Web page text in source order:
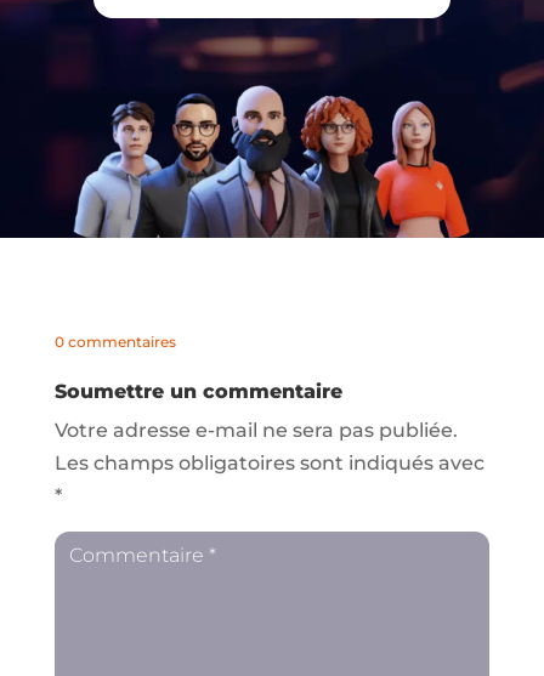
0 commentaires
Soumettre un commentaire
Votre adresse e-mail ne sera pas publiée.
Les champs obligatoires sont indiqués avec
*